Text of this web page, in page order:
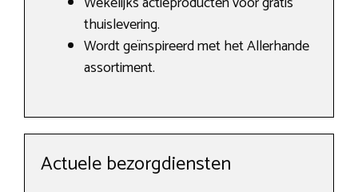
thuislevering.
Wordt geïnspireerd met het Allerhande
assortiment.
Actuele bezorgdiensten